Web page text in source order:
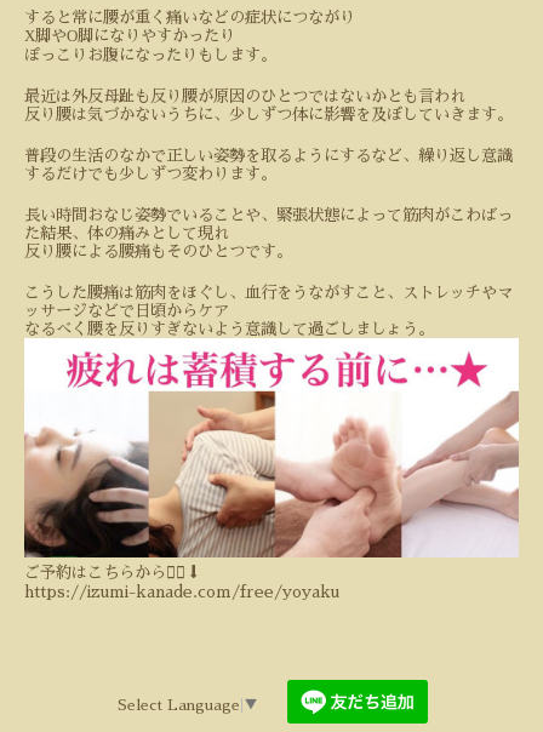
すると常に腰が重く痛いなどの症状につながり
X脚やO脚になりやすかったり
ぽっこりお腹になったりもします。
最近は外反母趾も反り腰が原因のひとつではないかとも言われ
反り腰は気づかないうちに、少しずつ体に影響を及ぼしていきます。
普段の生活のなかで正しい姿勢を取るようにするなど、繰り返し意識
するだけでも少しずつ変わります。
長い時間おなじ姿勢でいることや、緊張状態によって筋肉がこわばっ
た結果、体の痛みとして現れ
反り腰による腰痛もそのひとつです。
こうした腰痛は筋肉をほぐし、血行をうながすこと、ストレッチやマ
ッサージなどで日頃からケア
なるべく腰を反りすぎないよう意識して過ごしましょう。
ご予約はこちらから💁‍♀️⬇️
https://izumi-kanade.com/free/yoyaku
Select Language ▼